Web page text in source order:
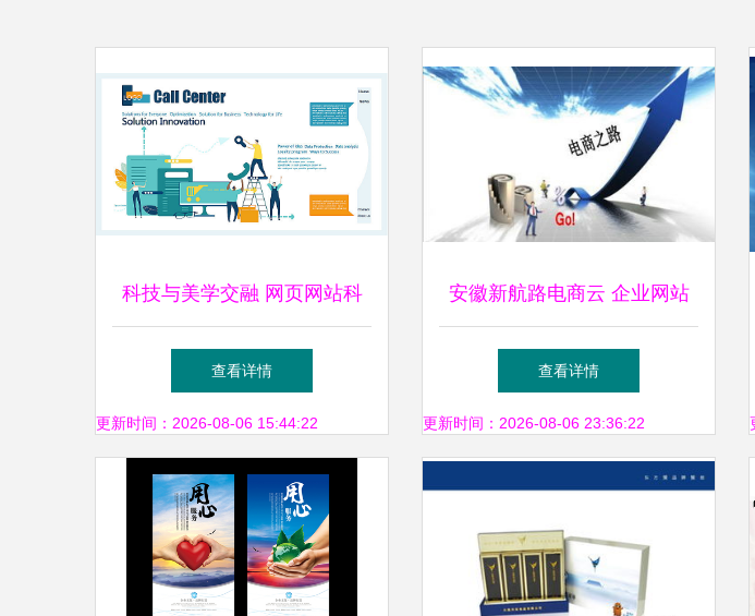
科技与美学交融 网页网站科
技产品设计服务的创新之路
查看详情
更新时间：2026-08-06 15:44:22
安徽新航路电商云 企业网站
建设与排名优化的领导者
查看详情
更新时间：2026-08-06 23:36:22